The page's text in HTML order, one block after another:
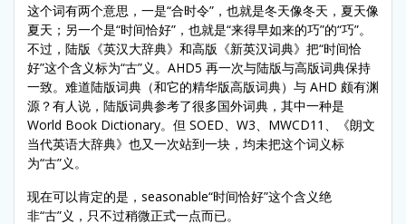
这个词有两个意思，一是“合时令”，也就是冬天像冬天，夏天像
夏天；另一个是“时间恰好”，也就是“来得早如来的巧”的“巧”。
不过，陆版《英汉大辞典》和高版《新英汉词典》把“时间恰
好”这个含义标为“古”义。AHD5 再一次与陆版与高版词典保持
一致。难道陆版词典（和它的精华版高版词典）与 AHD 颇有渊
源？有人说，陆版词典参考了很多国外词典，其中一种是
World Book Dictionary。但 SOED、W3、MWCD11、《朗文
当代英语大辞典》也又一次站到一块，均未把这个词义标
为“古”义。
现在可以肯定的是，seasonable“时间恰好”这个含义绝
非“古”义，只不过稍微正式一点而已。